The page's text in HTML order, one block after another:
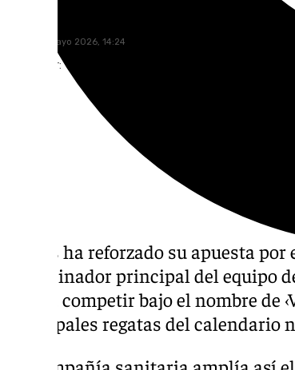
lunes, 18 mayo 2026, 14:24
Compartir:
Vithas ha reforzado su apuesta
patrocinador principal del equipo
pasa a competir bajo el nombre de
principales regatas del